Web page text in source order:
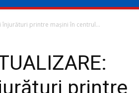
înjurături printre mașini în centrul...
printre